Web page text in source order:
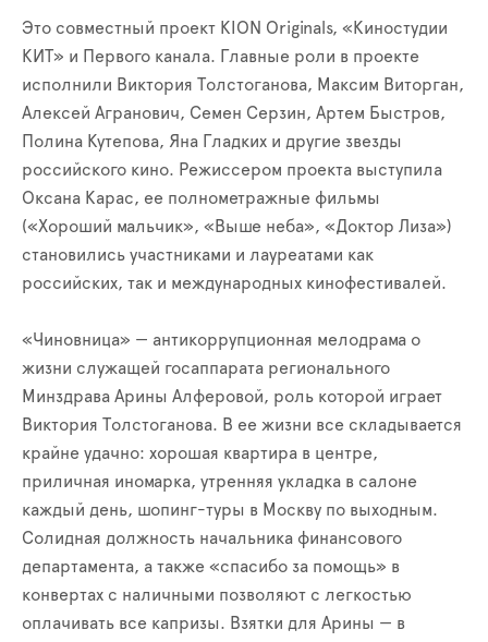
Это совместный проект KION Originals, «Киностудии
КИТ» и Первого канала. Главные роли в проекте
исполнили Виктория Толстоганова, Максим Виторган,
Алексей Агранович, Семен Серзин, Артем Быстров,
Полина Кутепова, Яна Гладких и другие звезды
российского кино. Режиссером проекта выступила
Оксана Карас, ее полнометражные фильмы
(«Хороший мальчик», «Выше неба», «Доктор Лиза»)
становились участниками и лауреатами как
российских, так и международных кинофестивалей.
«Чиновница» — антикоррупционная мелодрама о
жизни служащей госаппарата регионального
Минздрава Арины Алферовой, роль которой играет
Виктория Толстоганова. В ее жизни все складывается
крайне удачно: хорошая квартира в центре,
приличная иномарка, утренняя укладка в салоне
каждый день, шопинг-туры в Москву по выходным.
Солидная должность начальника финансового
департамента, а также «спасибо за помощь» в
конвертах с наличными позволяют с легкостью
оплачивать все капризы. Взятки для Арины — в